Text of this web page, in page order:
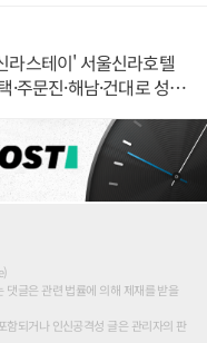
라스테이' 서울신라호텔
주문진·해남·건대로 성
댓글은 관련 법률에 의해 제재를 받을
함되거나 인신공격성 글은 관리자의 판